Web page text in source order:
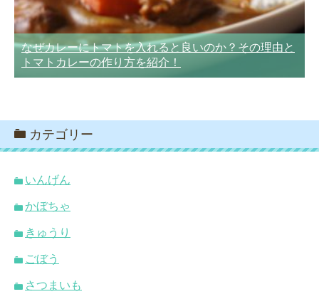
なぜカレーにトマトを入れると良いのか？その理由と
トマトカレーの作り方を紹介！
カテゴリー
いんげん
かぼちゃ
きゅうり
ごぼう
さつまいも